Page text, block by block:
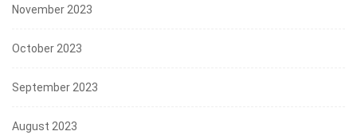
November 2023
October 2023
September 2023
August 2023